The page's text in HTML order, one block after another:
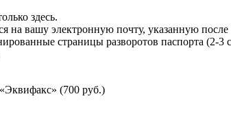
здесь.
на вашу электронную почту, указанную после
страницы разворотов паспорта (2-
(700 руб.)